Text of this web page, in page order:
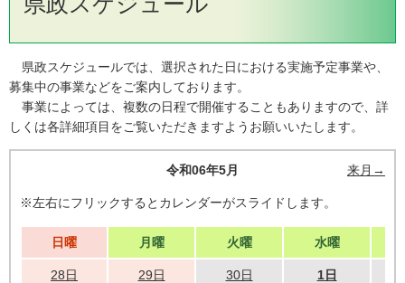
県政スケジュールでは、選択された日における実施予定事業や、
募集中の事業などをご案内しております。
事業によっては、複数の日程で開催することもありますので、詳
しくは各詳細項目をご覧いただきますようお願いいたします。
令和06年5月 来月→
※左右にフリックするとカレンダーがスライドします。
日曜 月曜 火曜 水曜
28日 29日 30日 1日